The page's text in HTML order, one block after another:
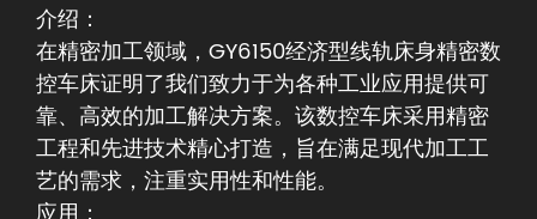
介绍：
在精密加工领域，GY6150经济型线轨床身精密数
控车床证明了我们致力于为各种工业应用提供可
靠、高效的加工解决方案。该数控车床采用精密
工程和先进技术精心打造，旨在满足现代加工工
艺的需求，注重实用性和性能。